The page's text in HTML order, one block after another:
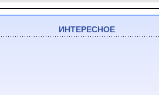
ИНТЕРЕСНОЕ